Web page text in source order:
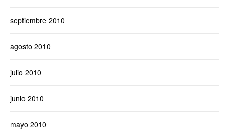
septiembre 2010
agosto 2010
julio 2010
junio 2010
mayo 2010